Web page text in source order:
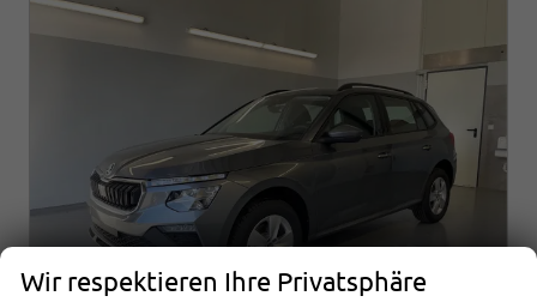
Wir respektieren Ihre Privatsphäre